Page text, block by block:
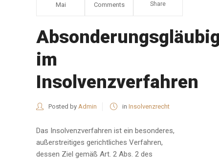
Mai Comments Share
im
Insolvenzverfahren
Posted by Admin in Insolvenzrecht
Das Insolvenzverfahren ist ein besonderes,
außerstreitiges gerichtliches Verfahren,
dessen Ziel gemäß Art. 2 Abs. 2 des